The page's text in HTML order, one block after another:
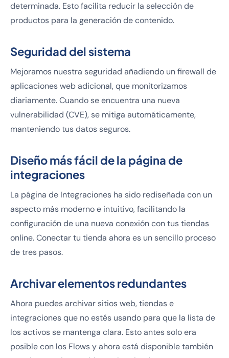
determinada. Esto facilita reducir la selección de
productos para la generación de contenido.
Seguridad del sistema
Mejoramos nuestra seguridad añadiendo un firewall de
aplicaciones web adicional, que monitorizamos
diariamente. Cuando se encuentra una nueva
vulnerabilidad (CVE), se mitiga automáticamente,
manteniendo tus datos seguros.
Diseño más fácil de la página de
integraciones
La página de Integraciones ha sido rediseñada con un
aspecto más moderno e intuitivo, facilitando la
configuración de una nueva conexión con tus tiendas
online. Conectar tu tienda ahora es un sencillo proceso
de tres pasos.
Archivar elementos redundantes
Ahora puedes archivar sitios web, tiendas e
integraciones que no estés usando para que la lista de
los activos se mantenga clara. Esto antes solo era
posible con los Flows y ahora está disponible también